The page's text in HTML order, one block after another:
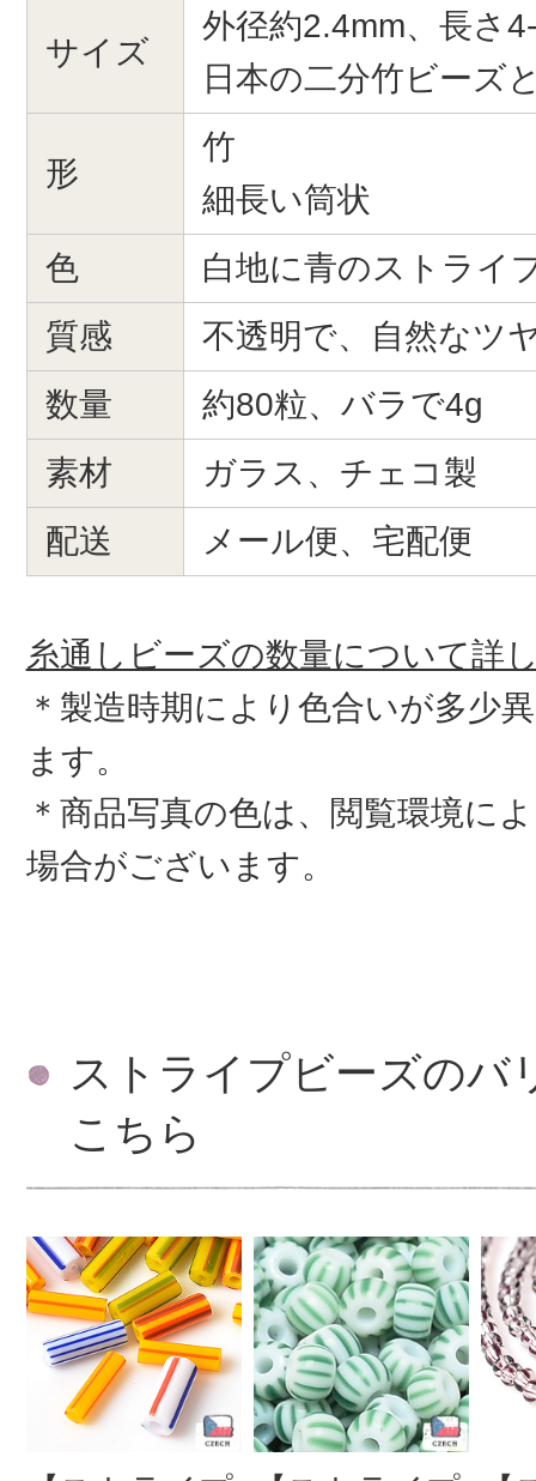
サイズ
外径約2.4mm、長さ
日本の二分竹ビーズ
形
竹
細長い筒状
色
白地に青のストライ
質感
不透明で、自然なツ
数量
約80粒、バラで4g
素材
ガラス、チェコ製
配送
メール便、宅配便
糸通しビーズの数量について詳
＊製造時期により色合いが多少
ます。
＊商品写真の色は、閲覧環境に
場合がございます。
ストライプビーズのバ
こちら